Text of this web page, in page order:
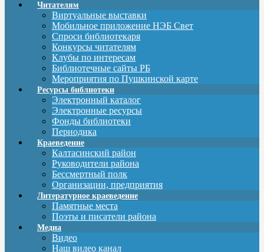
Читателям
Виртуальные выставки
Мобильное приложение НЭБ Свет
Спроси библиотекаря
Конкурсы читателям
Клубы по интересам
Библиотечные сайты РБ
Мероприятия по Пушкинской карте
Ресурсы библиотеки
Электронный каталог
Электронные ресурсы
Фонды библиотеки
Периодика
Краеведение
Калтасинский район
Руководители района
Бессмертный полк
Организации, предприятия
Литературное краеведение
Памятные места
Поэты и писатели района
Медиа
Видео
Наш видео канал